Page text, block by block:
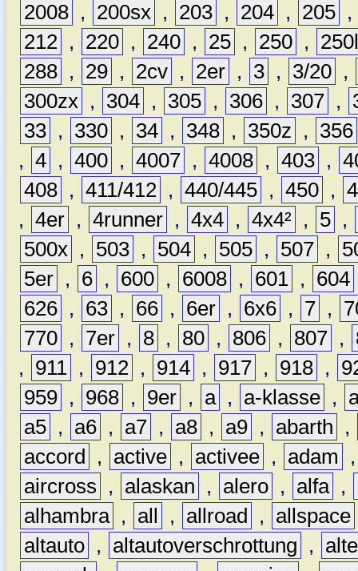
2008 , 200sx , 203 , 204 , 205 ,
212 , 220 , 240 , 25 , 250 ,
288 , 29 , 2cv , 2er , 3 , 3/20 ,
300zx , 304 , 305 , 306 , 307 ,
33 , 330 , 34 , 348 , 350z ,
356
, 4 , 400 , 4007 , 4008 , 403 ,
408 , 411/412 , 440/445 , 450 ,
, 4er , 4runner , 4x4 , 4x4² , 5 ,
500x , 503 , 504 , 505 , 507 ,
5er , 6 , 600 , 6008 , 601 , 604
626 , 63 , 66 , 6er , 6x6 , 7 ,
770 , 7er , 8 , 80 , 806 , 807 ,
,
911 , 912 , 914 , 917 , 918 ,
959 , 968 , 9er , a , a-klasse ,
a5 , a6 , a7 , a8 , a9 , abarth
,
accord
, active , activee , adam
aircross
, alaskan , alero , alfa ,
alhambra , all , allroad , allspace
altauto , altautoverschrottung ,